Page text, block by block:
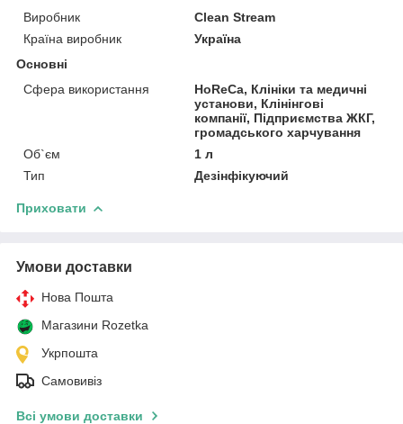
Виробник
Clean Stream
Країна виробник
Україна
Основні
Сфера використання
HoReCa, Клініки та медичні
установи, Клінінгові
компанії, Підприємства ЖКГ,
громадського харчування
Об`єм
1 л
Тип
Дезінфікуючий
Приховати
Умови доставки
Нова Пошта
Магазини Rozetka
Укрпошта
Самовивіз
Всі умови доставки